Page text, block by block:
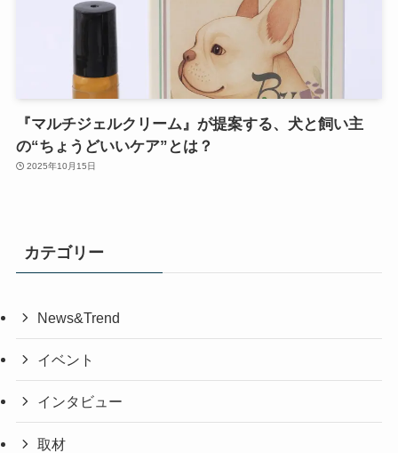
『マルチジェルクリーム』が提案する、犬と飼い主
の“ちょうどいいケア”とは？
2025年10月15日
カテゴリー
News&Trend
イベント
インタビュー
取材